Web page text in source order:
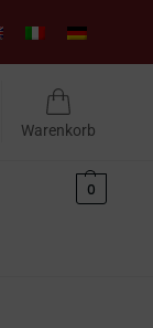
Warenkorb
0